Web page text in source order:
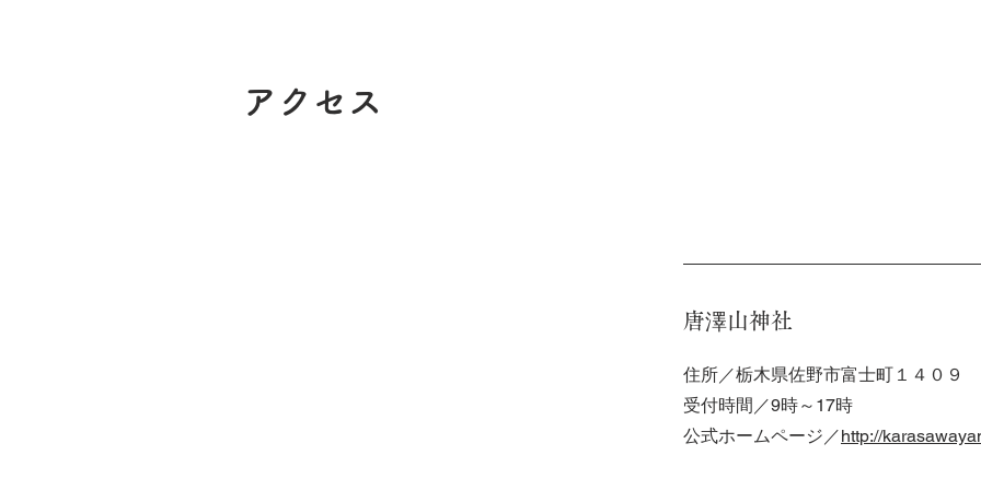
​アクセス
​唐澤山神社
住所／栃木県佐野市富士町１４０９
受付時間／9時～17時
公式ホームページ／http://